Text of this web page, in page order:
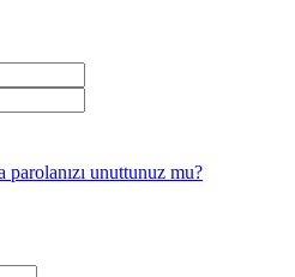
parolanızı unuttunuz mu?